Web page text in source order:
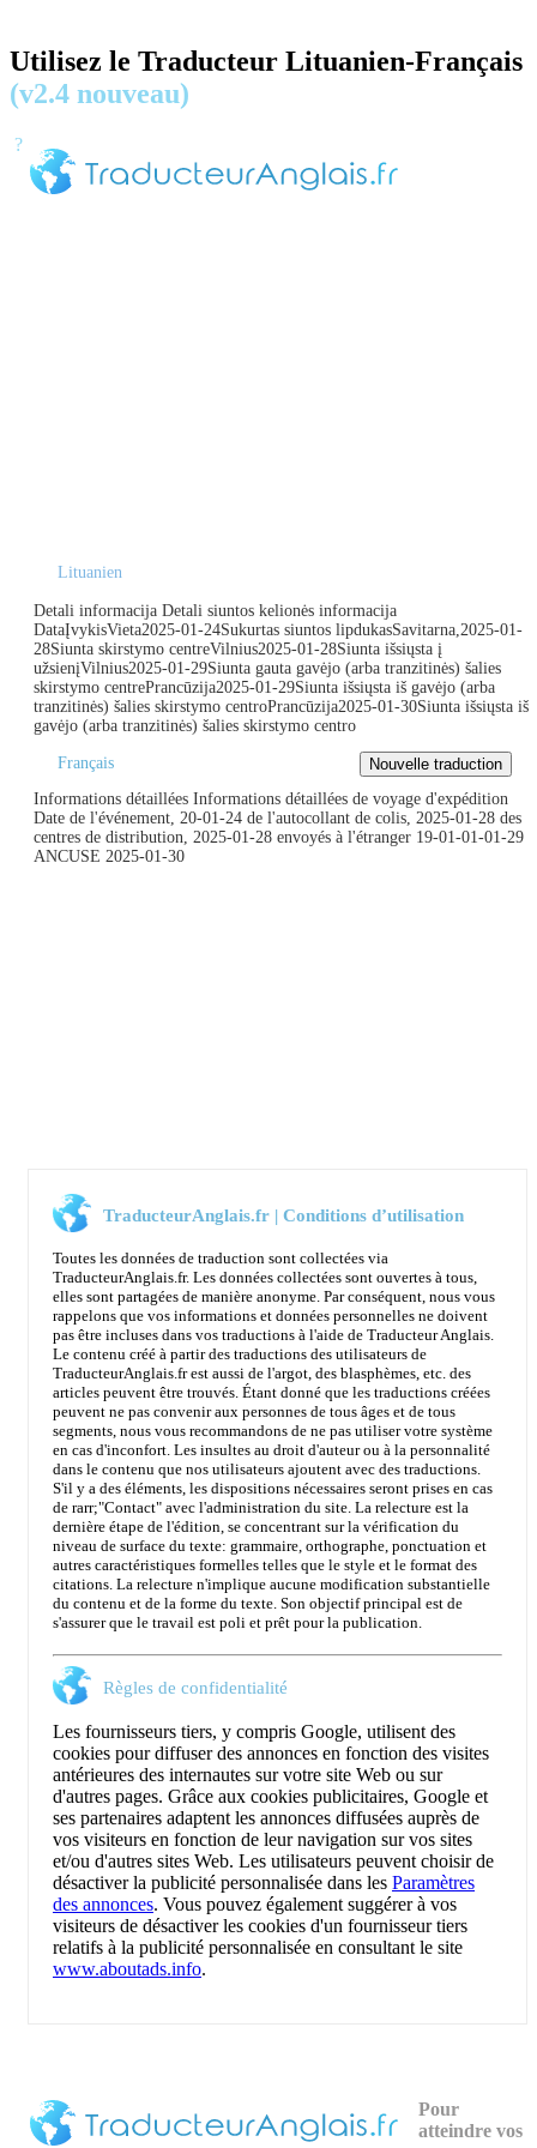
Utilisez le Traducteur Lituanien-Français
(v2.4 nouveau)
?
Lituanien
Detali informacija Detali siuntos kelionės informacija
DataĮvykisVieta2025-01-24Sukurtas siuntos lipdukasSavitarna,2025-01-
28Siunta skirstymo centreVilnius2025-01-28Siunta išsiųsta į
užsienįVilnius2025-01-29Siunta gauta gavėjo (arba tranzitinės) šalies
skirstymo centrePrancūzija2025-01-29Siunta išsiųsta iš gavėjo (arba
tranzitinės) šalies skirstymo centroPrancūzija2025-01-30Siunta išsiųsta iš
gavėjo (arba tranzitinės) šalies skirstymo centro
Français
Informations détaillées Informations détaillées de voyage d'expédition
Date de l'événement, 20-01-24 de l'autocollant de colis, 2025-01-28 des
centres de distribution, 2025-01-28 envoyés à l'étranger 19-01-01-01-29
ANCUSE 2025-01-30
TraducteurAnglais.fr | Conditions d’utilisation
Toutes les données de traduction sont collectées via
TraducteurAnglais.fr. Les données collectées sont ouvertes à tous,
elles sont partagées de manière anonyme. Par conséquent, nous vous
rappelons que vos informations et données personnelles ne doivent
pas être incluses dans vos traductions à l'aide de Traducteur Anglais.
Le contenu créé à partir des traductions des utilisateurs de
TraducteurAnglais.fr est aussi de l'argot, des blasphèmes, etc. des
articles peuvent être trouvés. Étant donné que les traductions créées
peuvent ne pas convenir aux personnes de tous âges et de tous
segments, nous vous recommandons de ne pas utiliser votre système
en cas d'inconfort. Les insultes au droit d'auteur ou à la personnalité
dans le contenu que nos utilisateurs ajoutent avec des traductions.
S'il y a des éléments, les dispositions nécessaires seront prises en cas
de rarr;"Contact" avec l'administration du site. La relecture est la
dernière étape de l'édition, se concentrant sur la vérification du
niveau de surface du texte: grammaire, orthographe, ponctuation et
autres caractéristiques formelles telles que le style et le format des
citations. La relecture n'implique aucune modification substantielle
du contenu et de la forme du texte. Son objectif principal est de
s'assurer que le travail est poli et prêt pour la publication.
Règles de confidentialité
Les fournisseurs tiers, y compris Google, utilisent des
cookies pour diffuser des annonces en fonction des visites
antérieures des internautes sur votre site Web ou sur
d'autres pages. Grâce aux cookies publicitaires, Google et
ses partenaires adaptent les annonces diffusées auprès de
vos visiteurs en fonction de leur navigation sur vos sites
et/ou d'autres sites Web. Les utilisateurs peuvent choisir de
désactiver la publicité personnalisée dans les Paramètres
des annonces. Vous pouvez également suggérer à vos
visiteurs de désactiver les cookies d'un fournisseur tiers
relatifs à la publicité personnalisée en consultant le site
www.aboutads.info.
Pour
atteindre vos